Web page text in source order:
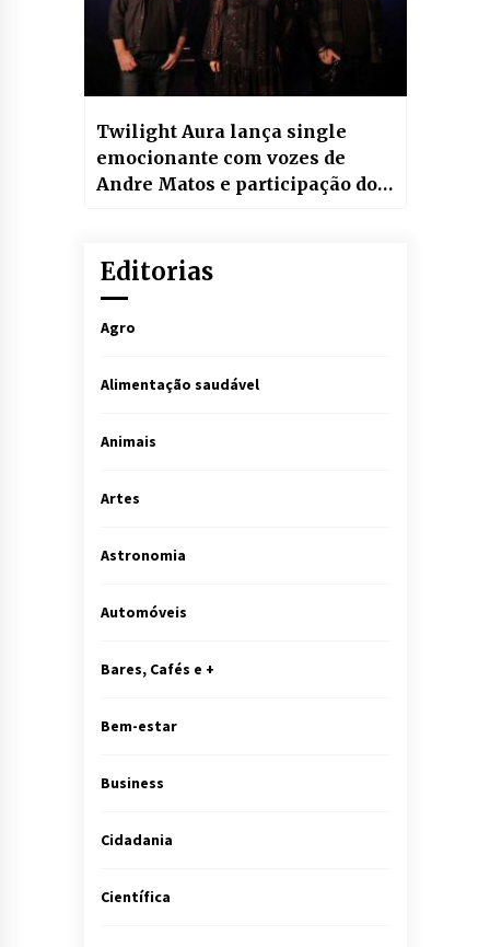
Twilight Aura lança single
emocionante com vozes de
Andre Matos e participação do
Editorias
Agro
Alimentação saudável
Animais
Artes
Astronomia
Automóveis
Bares, Cafés e +
Bem-estar
Business
Cidadania
Científica